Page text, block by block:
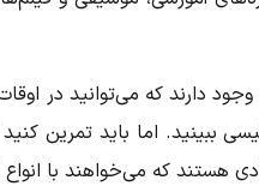
دارند که می‌توانید در
ببینید. اما باید تمرین
هستند که می‌خواهند با